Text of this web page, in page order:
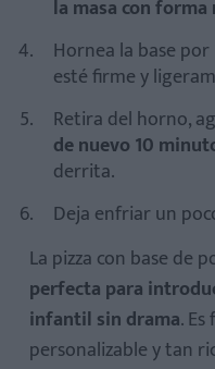
la masa con
Hornea la base
esté firme y
Retira del horno,
de nuevo 10
derrita.
Deja enfriar un
La pizza con base de
perfecta para
infantil sin drama.
personalizable y tan